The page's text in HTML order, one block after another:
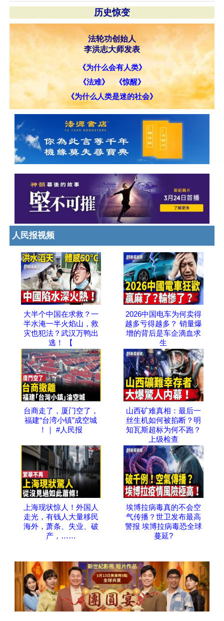
历史惊变
法轮功创始人
李洪志大师发表
《为什么会有人类》
《法难》
《惊醒》
《为什么人类是迷的社会》
人民报视频
大半个中国在求救？一
半水淹一半火焰山，救
灾也犯法？武汉万鸭出
逃！ 【
2026中国电车为何卖得
越多亏得越多？ 销量爆
增的背后是车企滴血求
生
台商走了，厦门空了，
福建“台湾小镇”成空城
！｜ #人民报
山西矿难真相：最后一
丝生机如何被掐断？明
知瓦斯超标为何不跑？
上级检查
上海现状惊人！外国人
走光，有钱人大量移民
海外，萧条、失业、破
产，……
埃博拉病毒真的不会空
气传播？世卫发布最高
警报 埃博拉病毒恐全球
蔓延?